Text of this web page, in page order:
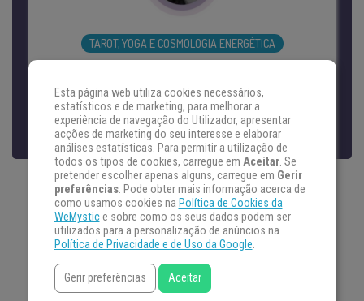
TAROT, YOGA E COSMOLOGIA ENERGÉTICA
Iniciou a formação acadêmica em Letras e
Linguística, passou por um mestrado em
Fonoaudiologia e terminou como
Fisioterapeuta. Instrutora de Yoga pelo
Instituto Kripalu de Massachussetts,
também atuando com Pilates.
Mapeamento, interpretação e Jogo das
Pedras pela Cosmologia Energética de
Esta página web utiliza cookies necessários,
estatísticos e de marketing, para melhorar a
experiência de navegação do Utilizador, apresentar
acções de marketing do seu interesse e elaborar
análises estatísticas. Para permitir a utilização de
todos os tipos de cookies, carregue em Aceitar. Se
pretender escolher apenas alguns, carregue em Gerir
preferências. Pode obter mais informação acerca de
como usamos cookies na Política de Cookies da
WeMystice sobre como os seus dados podem ser
utilizados para a personalização de anúncios na
Política de Privacidade e de Uso da Google.
Gerir preferências Aceitar